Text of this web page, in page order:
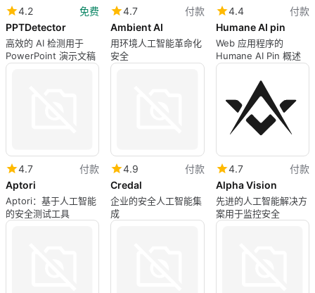
4.2
免费
PPTDetector
高效的 AI 检测用于
PowerPoint 演示文稿
4.7
付款
Ambient AI
用环境人工智能革命化
安全
4.4
付款
Humane AI pin
Web 应用程序的
Humane AI Pin 概述
4.7
付款
Aptori
Aptori：基于人工智能
的安全测试工具
4.9
付款
Credal
企业的安全人工智能集
成
4.7
付款
Alpha Vision
先进的人工智能解决方
案用于监控安全